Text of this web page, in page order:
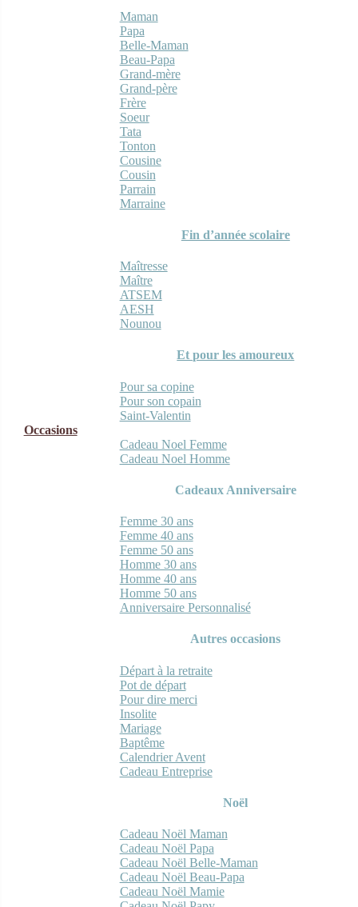
Maman
Papa
Belle-Maman
Beau-Papa
Grand-mère
Grand-père
Frère
Soeur
Tata
Tonton
Cousine
Cousin
Parrain
Marraine
Fin d’année scolaire
Maîtresse
Maître
ATSEM
AESH
Nounou
Et pour les amoureux
Pour sa copine
Pour son copain
Saint-Valentin
Occasions
Cadeau Noel Femme
Cadeau Noel Homme
Cadeaux Anniversaire
Femme 30 ans
Femme 40 ans
Femme 50 ans
Homme 30 ans
Homme 40 ans
Homme 50 ans
Anniversaire Personnalisé
Autres occasions
Départ à la retraite
Pot de départ
Pour dire merci
Insolite
Mariage
Baptême
Calendrier Avent
Cadeau Entreprise
Noël
Cadeau Noël Maman
Cadeau Noël Papa
Cadeau Noël Belle-Maman
Cadeau Noël Beau-Papa
Cadeau Noël Mamie